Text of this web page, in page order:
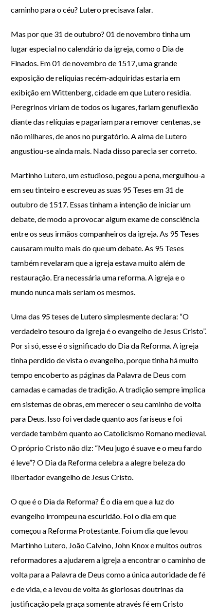
caminho para o céu? Lutero precisava falar.
Mas por que 31 de outubro? 01 de novembro tinha um
lugar especial no calendário da igreja, como o Dia de
Finados. Em 01 de novembro de 1517, uma grande
exposição de relíquias recém-adquiridas estaria em
exibição em Wittenberg, cidade em que Lutero residia.
Peregrinos viriam de todos os lugares, fariam genuflexão
diante das relíquias e pagariam para remover centenas, se
não milhares, de anos no purgatório. A alma de Lutero
angustiou-se ainda mais. Nada disso parecia ser correto.
Martinho Lutero, um estudioso, pegou a pena, mergulhou-a
em seu tinteiro e escreveu as suas 95 Teses em 31 de
outubro de 1517. Essas tinham a intenção de iniciar um
debate, de modo a provocar algum exame de consciência
entre os seus irmãos companheiros da igreja. As 95 Teses
causaram muito mais do que um debate. As 95 Teses
também revelaram que a igreja estava muito além de
restauração. Era necessária uma reforma. A igreja e o
mundo nunca mais seriam os mesmos.
Uma das 95 teses de Lutero simplesmente declara: “O
verdadeiro tesouro da Igreja é o evangelho de Jesus Cristo”.
Por si só, esse é o significado do Dia da Reforma. A igreja
tinha perdido de vista o evangelho, porque tinha há muito
tempo encoberto as páginas da Palavra de Deus com
camadas e camadas de tradição. A tradição sempre implica
em sistemas de obras, em merecer o seu caminho de volta
para Deus. Isso foi verdade quanto aos fariseus e foi
verdade também quanto ao Catolicismo Romano medieval.
O próprio Cristo não diz: “Meu jugo é suave e o meu fardo
é leve”? O Dia da Reforma celebra a alegre beleza do
libertador evangelho de Jesus Cristo.
O que é o Dia da Reforma? É o dia em que a luz do
evangelho irrompeu na escuridão. Foi o dia em que
começou a Reforma Protestante. Foi um dia que levou
Martinho Lutero, João Calvino, John Knox e muitos outros
reformadores a ajudarem a igreja a encontrar o caminho de
volta para a Palavra de Deus como a única autoridade de fé
e de vida, e a levou de volta às gloriosas doutrinas da
justificação pela graça somente através fé em Cristo